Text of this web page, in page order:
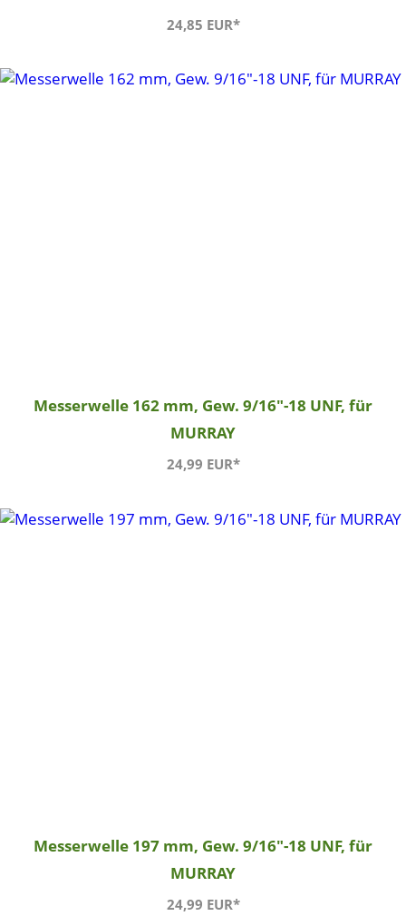
24,85 EUR*
Messerwelle 162 mm, Gew. 9/16"-18 UNF, für
MURRAY
24,99 EUR*
Messerwelle 197 mm, Gew. 9/16"-18 UNF, für
MURRAY
24,99 EUR*